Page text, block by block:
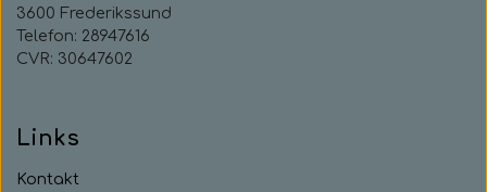
3600 Frederikssund
Telefon: 28947616
CVR: 30647602
Links
Kontakt